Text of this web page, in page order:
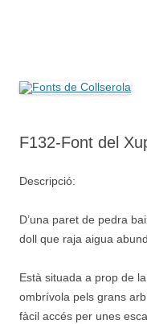
F132-Font del
Descripció:
D’una paret de pedra
doll que raja aigua
Està situada a prop de
ombrívola pels grans
fàcil accés per unes